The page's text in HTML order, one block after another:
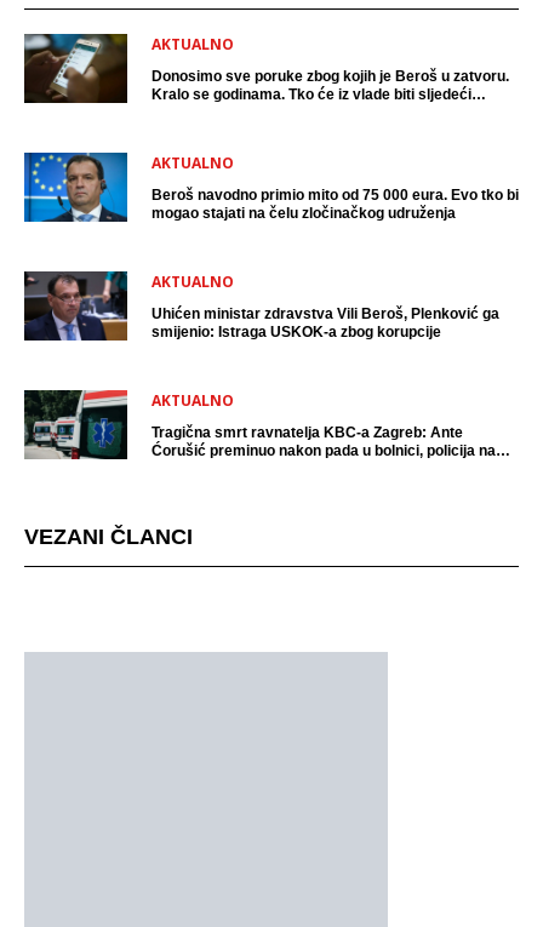
AKTUALNO
Donosimo sve poruke zbog kojih je Beroš u zatvoru.
Kralo se godinama. Tko će iz vlade biti sljedeći
AKTUALNO
Beroš navodno primio mito od 75 000 eura. Evo tko bi
mogao stajati na čelu zločinačkog udruženja
AKTUALNO
Uhićen ministar zdravstva Vili Beroš, Plenković ga
smijenio: Istraga USKOK-a zbog korupcije
AKTUALNO
Tragična smrt ravnatelja KBC-a Zagreb: Ante
Ćorušić preminuo nakon pada u bolnici, policija na
VEZANI ČLANCI